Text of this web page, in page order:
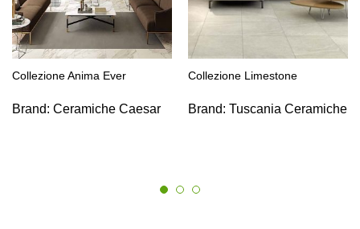
Collezione Anima Ever
Brand: Ceramiche Caesar
Collezione Limestone
Brand: Tuscania Ceramiche